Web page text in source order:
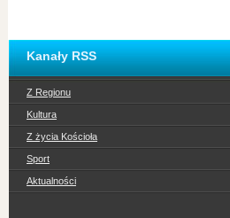
Kanały RSS
Z Regionu
Kultura
Z życia Kościoła
Sport
Aktualności